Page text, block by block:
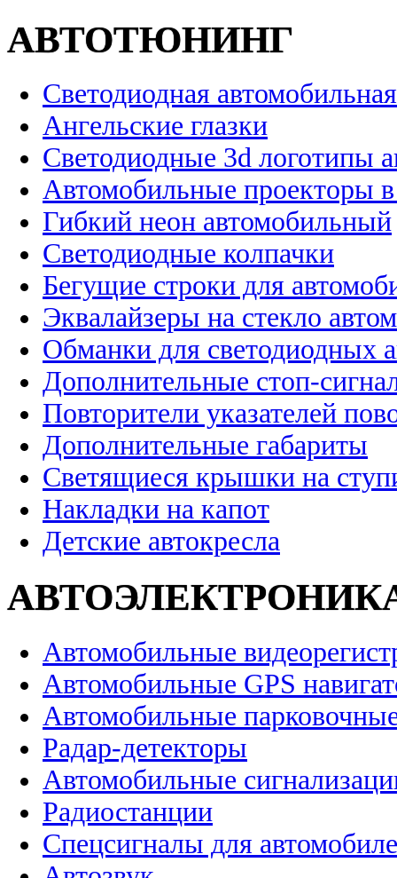
АВТОТЮНИНГ
Светодиодная
Ангельские глазки
Светодиодные 3d логотипы
Автомобильные проекторы
Гибкий неон автомобильный
Светодиодные колпачки
Бегущие строки для
Эквалайзеры на стекло
Обманки для светодиодных
Дополнительные стоп-
Повторители указателей
Дополнительные габариты
Светящиеся крышки на
Накладки на капот
Детские автокресла
Автомобильные
Автомобильные GPS
Автомобильные
Радар-детекторы
Автомобильные
Радиостанции
Спецсигналы для